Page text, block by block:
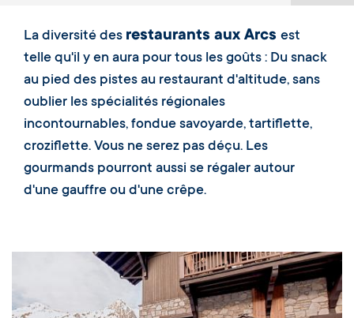
La diversité des restaurants aux Arcs est
telle qu'il y en aura pour tous les goûts : Du snack
au pied des pistes au restaurant d'altitude, sans
oublier les spécialités régionales
incontournables, fondue savoyarde, tartiflette,
croziflette. Vous ne serez pas déçu. Les
gourmands pourront aussi se régaler autour
d'une gauffre ou d'une crêpe.